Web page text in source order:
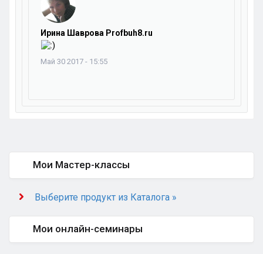
Ирина Шаврова Profbuh8.ru
Май 30 2017 - 15:55
Мои Мастер-классы
Выберите продукт из Каталога »
Мои онлайн-семинары